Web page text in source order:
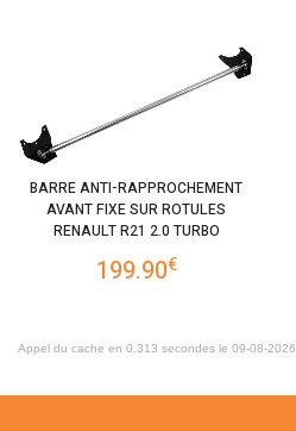
BARRE ANTI-RAPPROCHEMENT
AVANT FIXE SUR ROTULES
RENAULT R21 2.0 TURBO
199.90€
Appel du cache en 0.313 secondes le 09-08-2026